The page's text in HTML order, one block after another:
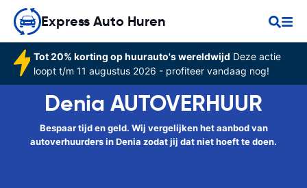
Express Auto Huren
Tot 20% korting op huurauto's wereldwijd Deze actie
loopt t/m 11 augustus 2026 - profiteer vandaag nog!
Denia AUTOVERHUUR
Bespaar tijd en geld. Wij vergelijken het aanbod van
autoverhuurders in Denia zodat jij dat niet hoeft te doen.